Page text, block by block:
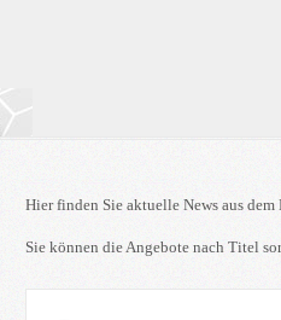
Hier finden Sie aktuelle News aus
Sie können die Angebote nach Titel